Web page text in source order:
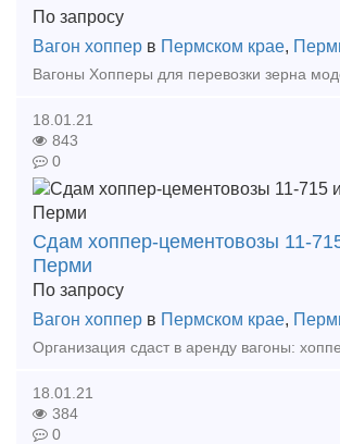
По запросу
Вагон хоппер в Пермском крае,
18.01.21
843
0
Сдам хоппер-цементовозы 11-
Перми
По запросу
Вагон хоппер в Пермском крае,
18.01.21
384
0